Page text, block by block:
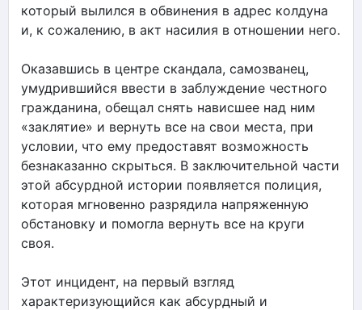
который вылился в обвинения в адрес колдуна
и, к сожалению, в акт насилия в отношении него.
Оказавшись в центре скандала, самозванец,
умудрившийся ввести в заблуждение честного
гражданина, обещал снять нависшее над ним
«заклятие» и вернуть все на свои места, при
условии, что ему предоставят возможность
безнаказанно скрыться. В заключительной части
этой абсурдной истории появляется полиция,
которая мгновенно разрядила напряженную
обстановку и помогла вернуть все на круги
своя.
Этот инцидент, на первый взгляд
характеризующийся как абсурдный и